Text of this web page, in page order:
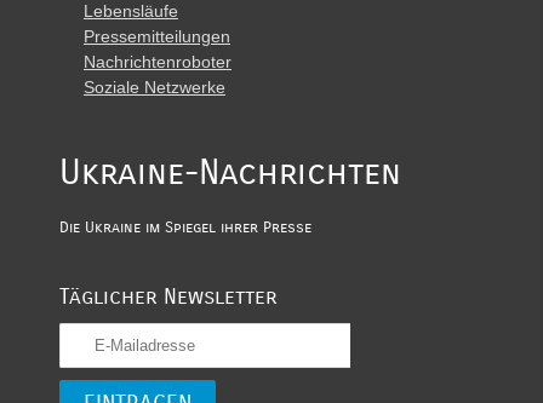
Lebensläufe
Pressemitteilungen
Nachrichtenroboter
Soziale Netzwerke
Ukraine-Nachrichten
Die Ukraine im Spiegel ihrer Presse
Täglicher Newsletter